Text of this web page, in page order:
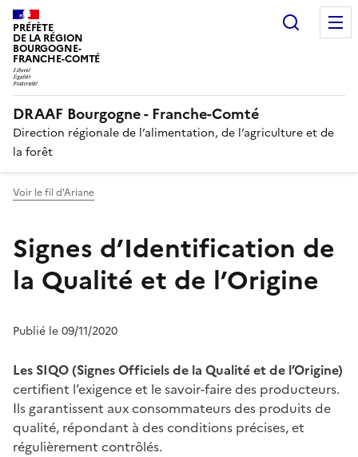
PRÉFÈTE
DE LA RÉGION
BOURGOGNE-
FRANCHE-COMTÉ
DRAAF Bourgogne - Franche-Comté
Direction régionale de l’alimentation, de l’agriculture et de
la forêt
Voir le fil d'Ariane
Signes d’Identification de
la Qualité et de l’Origine
Publié le 09/11/2020
Les SIQO (Signes Officiels de la Qualité et de l’Origine)
certifient l’exigence et le savoir-faire des producteurs.
Ils garantissent aux consommateurs des produits de
qualité, répondant à des conditions précises, et
régulièrement contrôlés.